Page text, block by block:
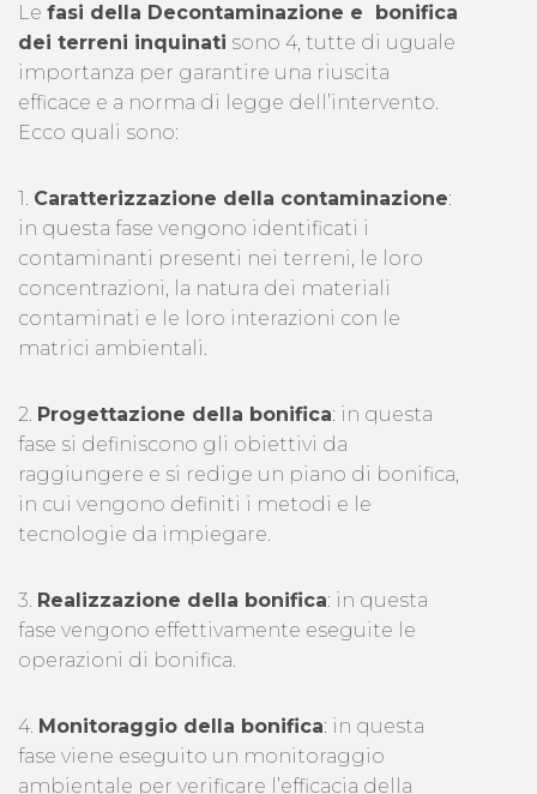
Le fasi della Decontaminazione e bonifica
dei terreni inquinati sono 4, tutte di uguale
importanza per garantire una riuscita
efficace e a norma di legge dell’intervento.
Ecco quali sono:
1. Caratterizzazione della contaminazione:
in questa fase vengono identificati i
contaminanti presenti nei terreni, le loro
concentrazioni, la natura dei materiali
contaminati e le loro interazioni con le
matrici ambientali.
2. Progettazione della bonifica: in questa
fase si definiscono gli obiettivi da
raggiungere e si redige un piano di bonifica,
in cui vengono definiti i metodi e le
tecnologie da impiegare.
3. Realizzazione della bonifica: in questa
fase vengono effettivamente eseguite le
operazioni di bonifica.
4. Monitoraggio della bonifica: in questa
fase viene eseguito un monitoraggio
ambientale per verificare l’efficacia della